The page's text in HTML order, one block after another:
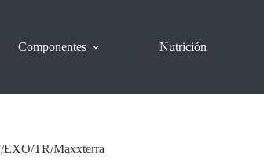
Componentes Nutrición
TR/Maxxterra